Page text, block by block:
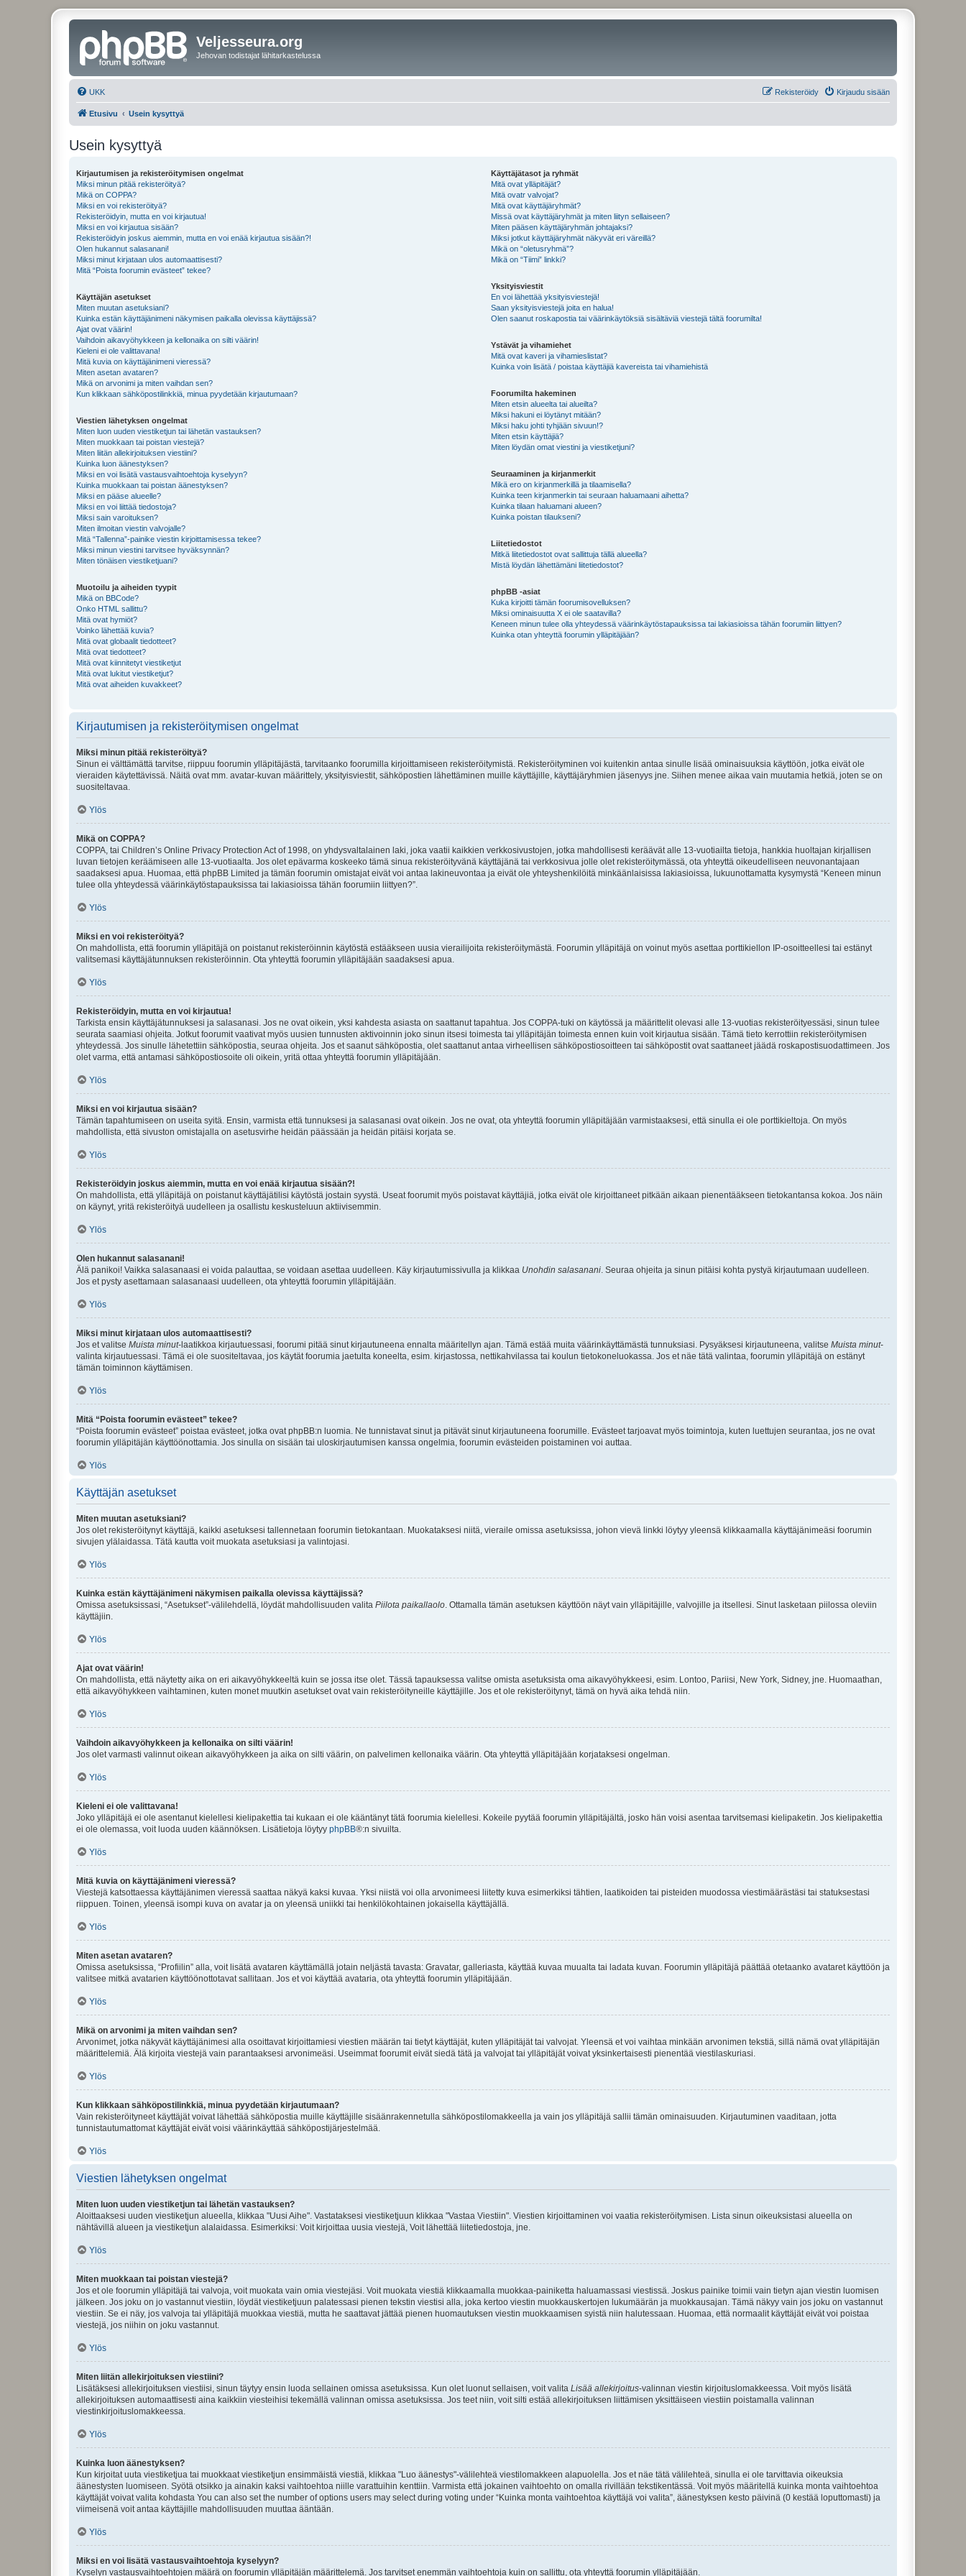
Veljesseura.org
Jehovan todistajat lähitarkastelussa
UKK Kirjaudu sisään
Rekisteröidy
Etusivu Usein kysyttyä
Usein kysyttyä
Kirjautumisen ja rekisteröitymisen ongelmat
Miksi minun pitää rekisteröityä?
Mikä on COPPA?
Miksi en voi rekisteröityä?
Rekisteröidyin, mutta en voi kirjautua!
Miksi en voi kirjautua sisään?
Rekisteröidyin joskus aiemmin, mutta en voi enää kirjautua sisään?!
Olen hukannut salasanani!
Miksi minut kirjataan ulos automaattisesti?
Mitä “Poista foorumin evästeet” tekee?
Käyttäjän asetukset
Miten muutan asetuksiani?
Kuinka estän käyttäjänimeni näkymisen paikalla olevissa käyttäjissä?
Ajat ovat väärin!
Vaihdoin aikavyöhykkeen ja kellonaika on silti väärin!
Kieleni ei ole valittavana!
Mitä kuvia on käyttäjänimeni vieressä?
Miten asetan avataren?
Mikä on arvonimi ja miten vaihdan sen?
Kun klikkaan sähköpostilinkkiä, minua pyydetään kirjautumaan?
Viestien lähetyksen ongelmat
Miten luon uuden viestiketjun tai lähetän vastauksen?
Miten muokkaan tai poistan viestejä?
Miten liitän allekirjoituksen viestiini?
Kuinka luon äänestyksen?
Miksi en voi lisätä vastausvaihtoehtoja kyselyyn?
Kuinka muokkaan tai poistan äänestyksen?
Miksi en pääse alueelle?
Miksi en voi liittää tiedostoja?
Miksi sain varoituksen?
Miten ilmoitan viestin valvojalle?
Mitä “Tallenna”-painike viestin kirjoittamisessa tekee?
Miksi minun viestini tarvitsee hyväksynnän?
Miten tönäisen viestiketjuani?
Muotoilu ja aiheiden tyypit
Mikä on BBCode?
Onko HTML sallittu?
Mitä ovat hymiöt?
Voinko lähettää kuvia?
Mitä ovat globaalit tiedotteet?
Mitä ovat tiedotteet?
Mitä ovat kiinnitetyt viestiketjut
Mitä ovat lukitut viestiketjut?
Mitä ovat aiheiden kuvakkeet?
Käyttäjätasot ja ryhmät
Mitä ovat ylläpitäjät?
Mitä ovatr valvojat?
Mitä ovat käyttäjäryhmät?
Missä ovat käyttäjäryhmät ja miten liityn sellaiseen?
Miten pääsen käyttäjäryhmän johtajaksi?
Miksi jotkut käyttäjäryhmät näkyvät eri väreillä?
Mikä on “oletusryhmä”?
Mikä on “Tiimi” linkki?
Yksityisviestit
En voi lähettää yksityisviestejä!
Saan yksityisviestejä joita en halua!
Olen saanut roskapostia tai väärinkäytöksiä sisältäviä viestejä tältä foorumilta!
Ystävät ja vihamiehet
Mitä ovat kaveri ja vihamieslistat?
Kuinka voin lisätä / poistaa käyttäjiä kavereista tai vihamiehistä
Foorumilta hakeminen
Miten etsin alueelta tai alueilta?
Miksi hakuni ei löytänyt mitään?
Miksi haku johti tyhjään sivuun!?
Miten etsin käyttäjiä?
Miten löydän omat viestini ja viestiketjuni?
Seuraaminen ja kirjanmerkit
Mikä ero on kirjanmerkillä ja tilaamisella?
Kuinka teen kirjanmerkin tai seuraan haluamaani aihetta?
Kuinka tilaan haluamani alueen?
Kuinka poistan tilaukseni?
Liitetiedostot
Mitkä liitetiedostot ovat sallittuja tällä alueella?
Mistä löydän lähettämäni liitetiedostot?
phpBB -asiat
Kuka kirjoitti tämän foorumisovelluksen?
Miksi ominaisuutta X ei ole saatavilla?
Keneen minun tulee olla yhteydessä väärinkäytöstapauksissa tai lakiasioissa tähän foorumiin liittyen?
Kuinka otan yhteyttä foorumin ylläpitäjään?
Kirjautumisen ja rekisteröitymisen ongelmat
Miksi minun pitää rekisteröityä?
Sinun ei välttämättä tarvitse, riippuu foorumin ylläpitäjästä, tarvitaanko foorumilla kirjoittamiseen rekisteröitymistä. Rekisteröityminen voi kuitenkin antaa sinulle lisää ominaisuuksia käyttöön, jotka eivät ole
vieraiden käytettävissä. Näitä ovat mm. avatar-kuvan määrittely, yksityisviestit, sähköpostien lähettäminen muille käyttäjille, käyttäjäryhmien jäsenyys jne. Siihen menee aikaa vain muutamia hetkiä, joten se on
suositeltavaa.
Ylös
Mikä on COPPA?
COPPA, tai Children’s Online Privacy Protection Act of 1998, on yhdysvaltalainen laki, joka vaatii kaikkien verkkosivustojen, jotka mahdollisesti keräävät alle 13-vuotiailta tietoja, hankkia huoltajan kirjallisen
luvan tietojen keräämiseen alle 13-vuotiaalta. Jos olet epävarma koskeeko tämä sinua rekisteröityvänä käyttäjänä tai verkkosivua jolle olet rekisteröitymässä, ota yhteyttä oikeudelliseen neuvonantajaan
saadaksesi apua. Huomaa, että phpBB Limited ja tämän foorumin omistajat eivät voi antaa lakineuvontaa ja eivät ole yhteyshenkilöitä minkäänlaisissa lakiasioissa, lukuunottamatta kysymystä “Keneen minun
tulee olla yhteydessä väärinkäytöstapauksissa tai lakiasioissa tähän foorumiin liittyen?”.
Ylös
Miksi en voi rekisteröityä?
On mahdollista, että foorumin ylläpitäjä on poistanut rekisteröinnin käytöstä estääkseen uusia vierailijoita rekisteröitymästä. Foorumin ylläpitäjä on voinut myös asettaa porttikiellon IP-osoitteellesi tai estänyt
valitsemasi käyttäjätunnuksen rekisteröinnin. Ota yhteyttä foorumin ylläpitäjään saadaksesi apua.
Ylös
Rekisteröidyin, mutta en voi kirjautua!
Tarkista ensin käyttäjätunnuksesi ja salasanasi. Jos ne ovat oikein, yksi kahdesta asiasta on saattanut tapahtua. Jos COPPA-tuki on käytössä ja määrittelit olevasi alle 13-vuotias rekisteröityessäsi, sinun tulee
seurata saamiasi ohjeita. Jotkut foorumit vaativat myös uusien tunnusten aktivoinnin joko sinun itsesi toimesta tai ylläpitäjän toimesta ennen kuin voit kirjautua sisään. Tämä tieto kerrottiin rekisteröitymisen
yhteydessä. Jos sinulle lähetettiin sähköpostia, seuraa ohjeita. Jos et saanut sähköpostia, olet saattanut antaa virheellisen sähköpostiosoitteen tai sähköpostit ovat saattaneet jäädä roskapostisuodattimeen. Jos
olet varma, että antamasi sähköpostiosoite oli oikein, yritä ottaa yhteyttä foorumin ylläpitäjään.
Ylös
Miksi en voi kirjautua sisään?
Tämän tapahtumiseen on useita syitä. Ensin, varmista että tunnuksesi ja salasanasi ovat oikein. Jos ne ovat, ota yhteyttä foorumin ylläpitäjään varmistaaksesi, että sinulla ei ole porttikieltoja. On myös
mahdollista, että sivuston omistajalla on asetusvirhe heidän päässään ja heidän pitäisi korjata se.
Ylös
Rekisteröidyin joskus aiemmin, mutta en voi enää kirjautua sisään?!
On mahdollista, että ylläpitäjä on poistanut käyttäjätilisi käytöstä jostain syystä. Useat foorumit myös poistavat käyttäjiä, jotka eivät ole kirjoittaneet pitkään aikaan pienentääkseen tietokantansa kokoa. Jos näin
on käynyt, yritä rekisteröityä uudelleen ja osallistu keskusteluun aktiivisemmin.
Ylös
Olen hukannut salasanani!
Älä panikoi! Vaikka salasanaasi ei voida palauttaa, se voidaan asettaa uudelleen. Käy kirjautumissivulla ja klikkaa Unohdin salasanani . Seuraa ohjeita ja sinun pitäisi kohta pystyä kirjautumaan uudelleen.
Jos et pysty asettamaan salasanaasi uudelleen, ota yhteyttä foorumin ylläpitäjään.
Ylös
Miksi minut kirjataan ulos automaattisesti?
Jos et valitse Muista minut-laatikkoa kirjautuessasi, foorumi pitää sinut kirjautuneena ennalta määritellyn ajan. Tämä estää muita väärinkäyttämästä tunnuksiasi. Pysyäksesi kirjautuneena, valitse Muista minut-
valinta kirjautuessasi. Tämä ei ole suositeltavaa, jos käytät foorumia jaetulta koneelta, esim. kirjastossa, nettikahvilassa tai koulun tietokoneluokassa. Jos et näe tätä valintaa, foorumin ylläpitäjä on estänyt
tämän toiminnon käyttämisen.
Ylös
Mitä “Poista foorumin evästeet” tekee?
“Poista foorumin evästeet” poistaa evästeet, jotka ovat phpBB:n luomia. Ne tunnistavat sinut ja pitävät sinut kirjautuneena foorumille. Evästeet tarjoavat myös toimintoja, kuten luettujen seurantaa, jos ne ovat
foorumin ylläpitäjän käyttöönottamia. Jos sinulla on sisään tai uloskirjautumisen kanssa ongelmia, foorumin evästeiden poistaminen voi auttaa.
Ylös
Käyttäjän asetukset
Miten muutan asetuksiani?
Jos olet rekisteröitynyt käyttäjä, kaikki asetuksesi tallennetaan foorumin tietokantaan. Muokataksesi niitä, vieraile omissa asetuksissa, johon vievä linkki löytyy yleensä klikkaamalla käyttäjänimeäsi foorumin
sivujen ylälaidassa. Tätä kautta voit muokata asetuksiasi ja valintojasi.
Ylös
Kuinka estän käyttäjänimeni näkymisen paikalla olevissa käyttäjissä?
Omissa asetuksissasi, “Asetukset”-välilehdellä, löydät mahdollisuuden valita Piilota paikallaolo . Ottamalla tämän asetuksen käyttöön näyt vain ylläpitäjille, valvojille ja itsellesi. Sinut lasketaan piilossa oleviin
käyttäjiin.
Ylös
Ajat ovat väärin!
On mahdollista, että näytetty aika on eri aikavyöhykkeeltä kuin se jossa itse olet. Tässä tapauksessa valitse omista asetuksista oma aikavyöhykkeesi, esim. Lontoo, Pariisi, New York, Sidney, jne. Huomaathan,
että aikavyöhykkeen vaihtaminen, kuten monet muutkin asetukset ovat vain rekisteröityneille käyttäjille. Jos et ole rekisteröitynyt, tämä on hyvä aika tehdä niin.
Ylös
Vaihdoin aikavyöhykkeen ja kellonaika on silti väärin!
Jos olet varmasti valinnut oikean aikavyöhykkeen ja aika on silti väärin, on palvelimen kellonaika väärin. Ota yhteyttä ylläpitäjään korjataksesi ongelman.
Ylös
Kieleni ei ole valittavana!
Joko ylläpitäjä ei ole asentanut kielellesi kielipakettia tai kukaan ei ole kääntänyt tätä foorumia kielellesi. Kokeile pyytää foorumin ylläpitäjältä, josko hän voisi asentaa tarvitsemasi kielipaketin. Jos kielipakettia
ei ole olemassa, voit luoda uuden käännöksen. Lisätietoja löytyy phpBB®:n sivuilta.
Ylös
Mitä kuvia on käyttäjänimeni vieressä?
Viestejä katsottaessa käyttäjänimen vieressä saattaa näkyä kaksi kuvaa. Yksi niistä voi olla arvonimeesi liitetty kuva esimerkiksi tähtien, laatikoiden tai pisteiden muodossa viestimäärästäsi tai statuksestasi
riippuen. Toinen, yleensä isompi kuva on avatar ja on yleensä uniikki tai henkilökohtainen jokaisella käyttäjällä.
Ylös
Miten asetan avataren?
Omissa asetuksissa, “Profiilin” alla, voit lisätä avataren käyttämällä jotain neljästä tavasta: Gravatar, galleriasta, käyttää kuvaa muualta tai ladata kuvan. Foorumin ylläpitäjä päättää otetaanko avataret käyttöön ja
valitsee mitkä avatarien käyttöönottotavat sallitaan. Jos et voi käyttää avataria, ota yhteyttä foorumin ylläpitäjään.
Ylös
Mikä on arvonimi ja miten vaihdan sen?
Arvonimet, jotka näkyvät käyttäjänimesi alla osoittavat kirjoittamiesi viestien määrän tai tietyt käyttäjät, kuten ylläpitäjät tai valvojat. Yleensä et voi vaihtaa minkään arvonimen tekstiä, sillä nämä ovat ylläpitäjän
määrittelemiä. Älä kirjoita viestejä vain parantaaksesi arvonimeäsi. Useimmat foorumit eivät siedä tätä ja valvojat tai ylläpitäjät voivat yksinkertaisesti pienentää viestilaskuriasi.
Ylös
Kun klikkaan sähköpostilinkkiä, minua pyydetään kirjautumaan?
Vain rekisteröityneet käyttäjät voivat lähettää sähköpostia muille käyttäjille sisäänrakennetulla sähköpostilomakkeella ja vain jos ylläpitäjä sallii tämän ominaisuuden. Kirjautuminen vaaditaan, jotta
tunnistautumattomat käyttäjät eivät voisi väärinkäyttää sähköpostijärjestelmää.
Ylös
Viestien lähetyksen ongelmat
Miten luon uuden viestiketjun tai lähetän vastauksen?
Aloittaaksesi uuden viestiketjun alueella, klikkaa "Uusi Aihe". Vastataksesi viestiketjuun klikkaa "Vastaa Viestiin". Viestien kirjoittaminen voi vaatia rekisteröitymisen. Lista sinun oikeuksistasi alueella on
nähtävillä alueen ja viestiketjun alalaidassa. Esimerkiksi: Voit kirjoittaa uusia viestejä, Voit lähettää liitetiedostoja, jne.
Ylös
Miten muokkaan tai poistan viestejä?
Jos et ole foorumin ylläpitäjä tai valvoja, voit muokata vain omia viestejäsi. Voit muokata viestiä klikkaamalla muokkaa-painiketta haluamassasi viestissä. Joskus painike toimii vain tietyn ajan viestin luomisen
jälkeen. Jos joku on jo vastannut viestiin, löydät viestiketjuun palatessasi pienen tekstin viestisi alla, joka kertoo viestin muokkauskertojen lukumäärän ja muokkausajan. Tämä näkyy vain jos joku on vastannut
viestiin. Se ei näy, jos valvoja tai ylläpitäjä muokkaa viestiä, mutta he saattavat jättää pienen huomautuksen viestin muokkaamisen syistä niin halutessaan. Huomaa, että normaalit käyttäjät eivät voi poistaa
viestejä, jos niihin on joku vastannut.
Ylös
Miten liitän allekirjoituksen viestiini?
Lisätäksesi allekirjoituksen viestiisi, sinun täytyy ensin luoda sellainen omissa asetuksissa. Kun olet luonut sellaisen, voit valita Lisää allekirjoitus-valinnan viestin kirjoituslomakkeessa. Voit myös lisätä
allekirjoituksen automaattisesti aina kaikkiin viesteihisi tekemällä valinnan omissa asetuksissa. Jos teet niin, voit silti estää allekirjoituksen liittämisen yksittäiseen viestiin poistamalla valinnan
viestinkirjoituslomakkeessa.
Ylös
Kuinka luon äänestyksen?
Kun kirjoitat uuta viestiketjua tai muokkaat viestiketjun ensimmäistä viestiä, klikkaa "Luo äänestys"-välilehteä viestilomakkeen alapuolella. Jos et näe tätä välilehteä, sinulla ei ole tarvittavia oikeuksia
äänestysten luomiseen. Syötä otsikko ja ainakin kaksi vaihtoehtoa niille varattuihin kenttiin. Varmista että jokainen vaihtoehto on omalla rivillään tekstikentässä. Voit myös määritellä kuinka monta vaihtoehtoa
käyttäjät voivat valita kohdasta You can also set the number of options users may select during voting under “Kuinka monta vaihtoehtoa käyttäjä voi valita”, äänestyksen kesto päivinä (0 kestää loputtomasti) ja
viimeisenä voit antaa käyttäjille mahdollisuuden muuttaa ääntään.
Ylös
Miksi en voi lisätä vastausvaihtoehtoja kyselyyn?
Kyselyn vastausvaihtoehtojen määrä on foorumin ylläpitäjän määrittelemä. Jos tarvitset enemmän vaihtoehtoja kuin on sallittu, ota yhteyttä foorumin ylläpitäjään.